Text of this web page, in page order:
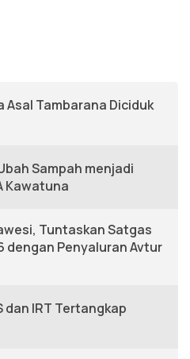
Asal Tambarana Diciduk
Sampah menjadi
Kawatuna
Tuntaskan Satgas
dengan Penyaluran Avtur
dan IRT Tertangkap